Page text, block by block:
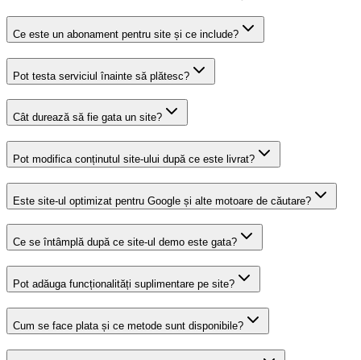
Ce este un abonament pentru site și ce include?
Pot testa serviciul înainte să plătesc?
Cât durează să fie gata un site?
Pot modifica conținutul site-ului după ce este livrat?
Este site-ul optimizat pentru Google și alte motoare de căutare?
Ce se întâmplă după ce site-ul demo este gata?
Pot adăuga funcționalități suplimentare pe site?
Cum se face plata și ce metode sunt disponibile?